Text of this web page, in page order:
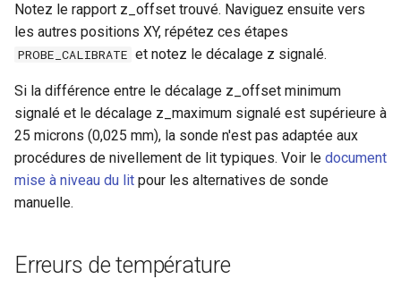
Notez le rapport z_offset trouvé. Naviguez ensuite vers
les autres positions XY, répétez ces étapes
PROBE_CALIBRATE et notez le décalage z signalé.
Si la différence entre le décalage z_offset minimum
signalé et le décalage z_maximum signalé est supérieure à
25 microns (0,025 mm), la sonde n'est pas adaptée aux
procédures de nivellement de lit typiques. Voir le document
mise à niveau du lit pour les alternatives de sonde
manuelle.
Erreurs de température